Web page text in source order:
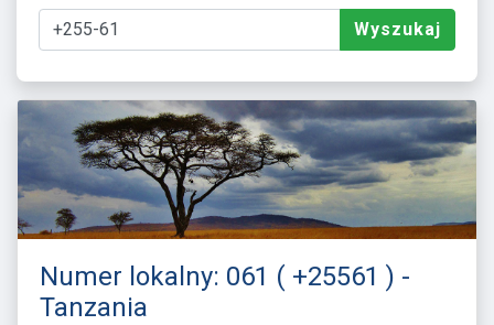
Wyszukaj
Numer lokalny: 061 ( +25561 ) -
Tanzania